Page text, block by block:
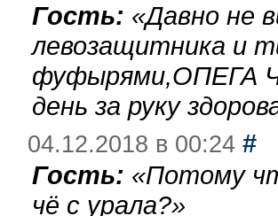
Гость: «Давно не
левозащитника и
фуфырями,ОПЕГА
день за руку
04.12.2018 в 00:24 #
Гость: «Потому
чё с урала?»